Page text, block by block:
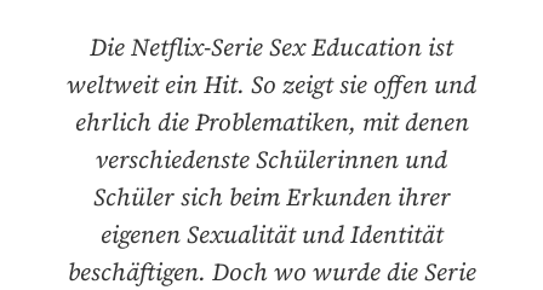
Die Netflix-Serie Sex Education ist
weltweit ein Hit. So zeigt sie offen und
ehrlich die Problematiken, mit denen
verschiedenste Schülerinnen und
Schüler sich beim Erkunden ihrer
eigenen Sexualität und Identität
beschäftigen. Doch wo wurde die Serie